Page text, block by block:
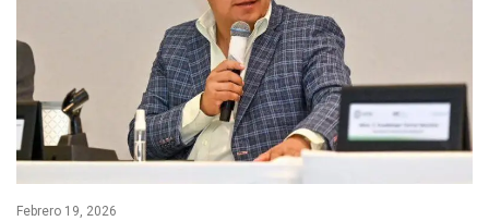
Febrero 19, 2026